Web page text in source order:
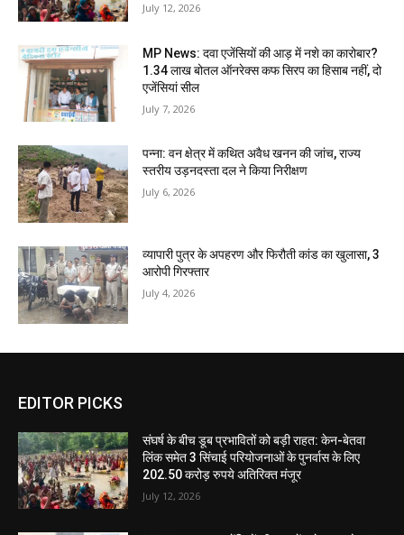
July 12, 2026
MP News: दवा एजेंसियों की आड़ में नशे का कारोबार?
1.34 लाख बोतल ऑनरेक्स कफ सिरप का हिसाब नहीं, दो
एजेंसियां सील
July 7, 2026
पन्ना: वन क्षेत्र में कथित अवैध खनन की जांच, राज्य
स्तरीय उड़नदस्ता दल ने किया निरीक्षण
July 6, 2026
व्यापारी पुत्र के अपहरण और फिरौती कांड का खुलासा, 3
आरोपी गिरफ्तार
July 4, 2026
EDITOR PICKS
संघर्ष के बीच डूब प्रभावितों को बड़ी राहत: केन-बेतवा
लिंक समेत 3 सिंचाई परियोजनाओं के पुनर्वास के लिए
202.50 करोड़ रुपये अतिरिक्त मंजूर
July 12, 2026